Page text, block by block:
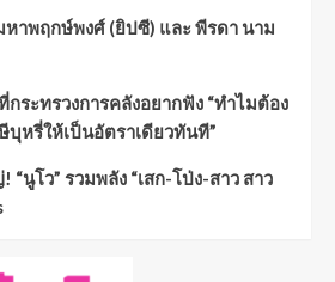
หาพฤกษ์พงศ์ (ยิปซี) และ พีรดา นาม
ระทรวงการคลังอยากฟัง “ทำไมต้อง
บุหรี่ให้เป็นอัตราเดียวทันที”
นูโว” รวมพลัง “เสก-โป่ง-สาว สาว